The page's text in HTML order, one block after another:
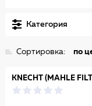
Категория
Сортировка: по
KNECHT (MAHLE